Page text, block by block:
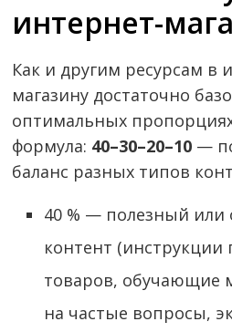
интернет-
Как и другим ресурсам в
магазину достаточно
оптимальных
формула: 40–30–20–10 —
баланс разных типов
40 % — полезный или
контент
товаров, обучающие
на частые вопросы,